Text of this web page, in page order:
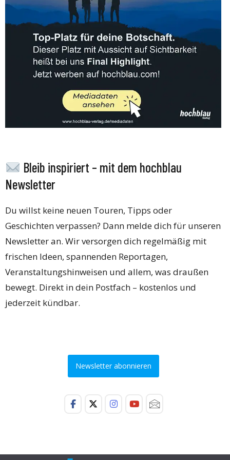
Bleib inspiriert – mit dem hochblau
Newsletter
Du willst keine neuen Touren, Tipps oder
Geschichten verpassen? Dann melde dich für unseren
Newsletter an. Wir versorgen dich regelmäßig mit
frischen Ideen, spannenden Reportagen,
Veranstaltungshinweisen und allem, was draußen
bewegt. Direkt in dein Postfach – kostenlos und
jederzeit kündbar.
Newsletter abonnieren